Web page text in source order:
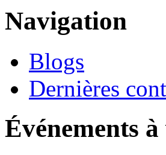
Navigation
Blogs
Dernières
Événements